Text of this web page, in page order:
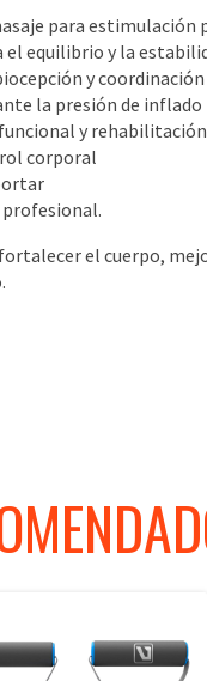
para estimulación
el equilibrio y la
y coordinación
la presión de inflado
y rehabilitación
corporal
profesional.
el cuerpo,